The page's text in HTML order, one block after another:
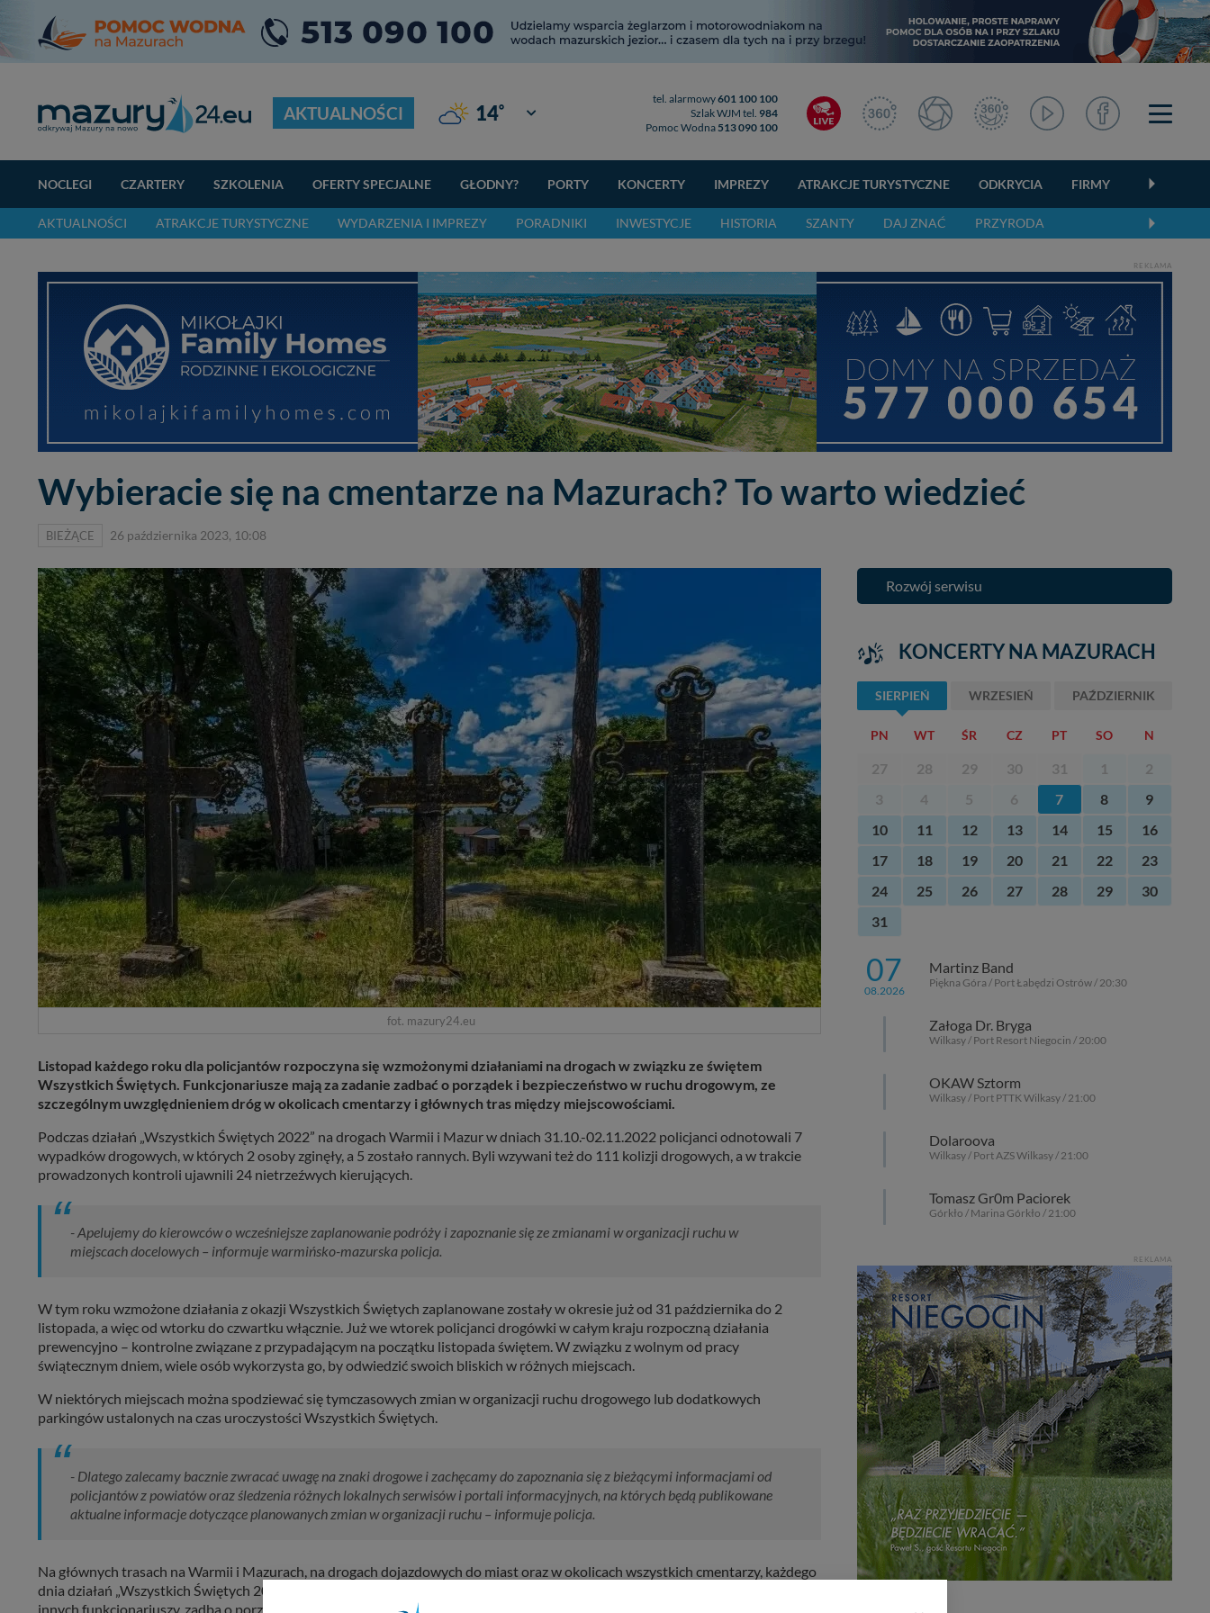
AKTUALNOŚCI 14° Giżycko
tel. alarmowy601 100 100
Szlak WJM tel. 984
Pomoc Wodna 513 090 100
NOCLEGI CZARTERY SZKOLENIA OFERTY SPECJALNE GŁODNY? PORTY KONCERTY IMPREZY ATRAKCJE TURYSTYCZNE ODKRYCIA FIRMY
AKTUALNOŚCI ATRAKCJE TURYSTYCZNE WYDARZENIA I IMPREZY PORADNIKI INWESTYCJE HISTORIA SZANTY DAJ ZNAĆ PRZYRODA
REKLAMA
Wybieracie się na cmentarze na Mazurach? To warto wiedzieć
BIEŻĄCE 26 października 2023, 10:08
fot. mazury24.eu
Listopad każdego roku dla policjantów rozpoczyna się wzmożonymi działaniami na drogach w związku ze świętem
Wszystkich Świętych. Funkcjonariusze mają za zadanie zadbać o porządek i bezpieczeństwo w ruchu drogowym, ze
szczególnym uwzględnieniem dróg w okolicach cmentarzy i głównych tras między miejscowościami.
Podczas działań „Wszystkich Świętych 2022” na drogach Warmii i Mazur w dniach 31.10.-02.11.2022 policjanci odnotowali 7
wypadków drogowych, w których 2 osoby zginęły, a 5 zostało rannych. Byli wzywani też do 111 kolizji drogowych, a w trakcie
prowadzonych kontroli ujawnili 24 nietrzeźwych kierujących.
- Apelujemy do kierowców o wcześniejsze zaplanowanie podróży i zapoznanie się ze zmianami w organizacji ruchu w
miejscach docelowych – informuje warmińsko-mazurska policja.
W tym roku wzmożone działania z okazji Wszystkich Świętych zaplanowane zostały w okresie już od 31 października do 2
listopada, a więc od wtorku do czwartku włącznie. Już we wtorek policjanci drogówki w całym kraju rozpoczną działania
prewencyjno – kontrolne związane z przypadającym na początku listopada świętem. W związku z wolnym od pracy
świątecznym dniem, wiele osób wykorzysta go, by odwiedzić swoich bliskich w różnych miejscach.
W niektórych miejscach można spodziewać się tymczasowych zmian w organizacji ruchu drogowego lub dodatkowych
parkingów ustalonych na czas uroczystości Wszystkich Świętych.
- Dlatego zalecamy bacznie zwracać uwagę na znaki drogowe i zachęcamy do zapoznania się z bieżącymi informacjami od
policjantów z powiatów oraz śledzenia różnych lokalnych serwisów i portali informacyjnych, na których będą publikowane
aktualne informacje dotyczące planowanych zmian w organizacji ruchu – informuje policja.
Na głównych trasach na Warmii i Mazurach, na drogach dojazdowych do miast oraz w okolicach wszystkich cmentarzy, każdego
dnia działań „Wszystkich Świętych 2023” około 200 policjantów komórek ruchu drogowego w regionie, wspomaganych przez
innych funkcjonariuszy, zadba o porządek w ruchu drogowym i bezpieczeństwo podróżujących.
Rozwój serwisu
KONCERTY NA MAZURACH
SIERPIEŃ WRZESIEŃ PAŹDZIERNIK
PN WT ŚR CZ PT SO N
27 28 29 30 31 1
2
3
4 5 6 7 8
9
10
11 12 13 14 15
16
17
18 19 20 21 22
23
24
25 26 27 28 29
30
31
07
08.2026
Martinz Band
Piękna Góra / Port Łabędzi Ostrów / 20:30
Załoga Dr. Bryga
Wilkasy / Port Resort Niegocin / 20:00
OKAW Sztorm
Wilkasy / Port PTTK Wilkasy / 21:00
Dolaroova
Wilkasy / Port AZS Wilkasy / 21:00
Tomasz Gr0m Paciorek
Górkło / Marina Górkło / 21:00
REKLAMA